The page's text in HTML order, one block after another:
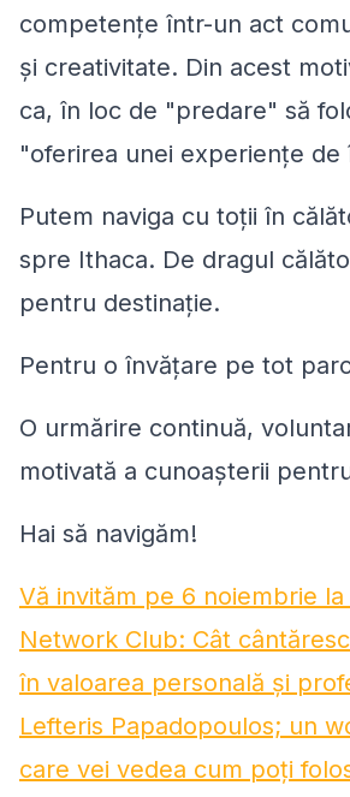
competențe într-un act
și creativitate. Din acest
ca, în loc de "predare" să
"oferirea unei experiențe de
Putem naviga cu toții în
spre Ithaca. De dragul
pentru destinație.
Pentru o învățare pe tot
O urmărire continuă,
motivată a cunoașterii
Hai să navigăm!
Vă invităm pe 6 noiembrie la
Network Club: Cât
în valoarea personală și
Lefteris Papadopoulos; un
care vei vedea cum poți